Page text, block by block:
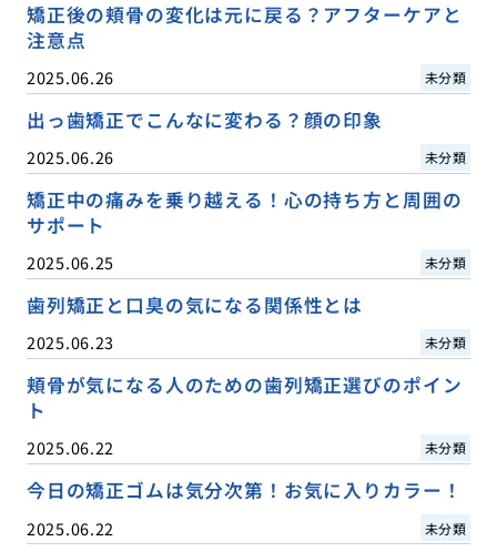
矯正後の頬骨の変化は元に戻る？アフターケアと
注意点
2025.06.26 未分類
出っ歯矯正でこんなに変わる？顔の印象
2025.06.26 未分類
矯正中の痛みを乗り越える！心の持ち方と周囲の
サポート
2025.06.25 未分類
歯列矯正と口臭の気になる関係性とは
2025.06.23 未分類
頬骨が気になる人のための歯列矯正選びのポイン
ト
2025.06.22 未分類
今日の矯正ゴムは気分次第！お気に入りカラー！
2025.06.22 未分類